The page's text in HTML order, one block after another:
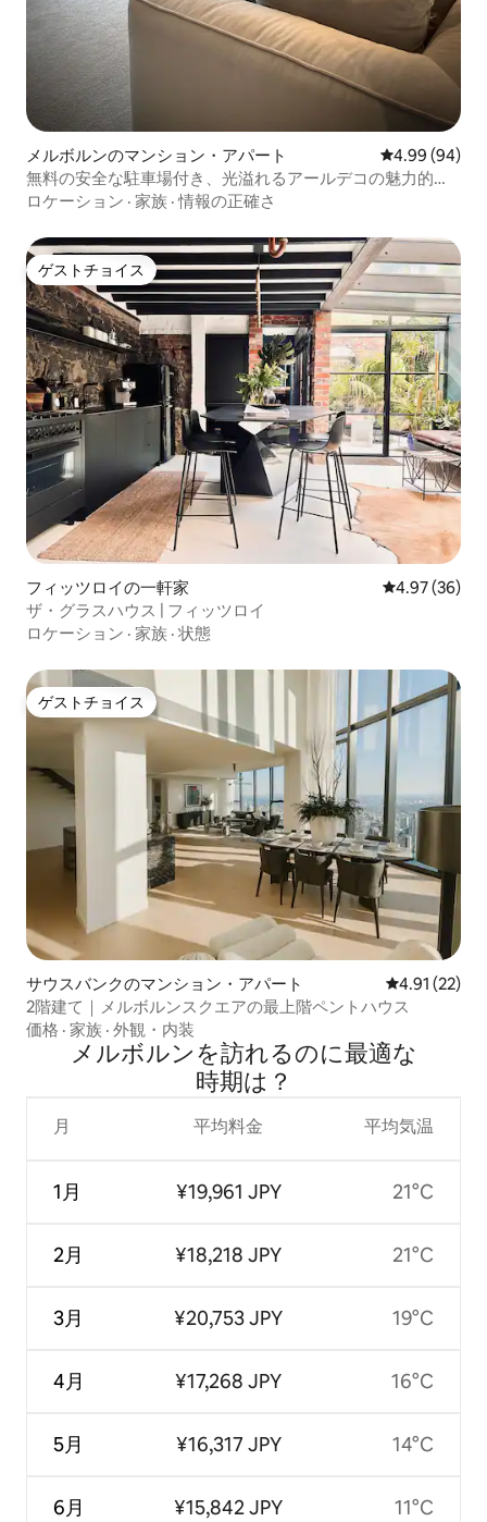
メルボルンのマンション・アパート レビュー94件
4.99 (94)
無料の安全な駐車場付き、光溢れるアールデコの魅力的な
宿泊先
ロケーション · 家族 ·情報の正確さ
ゲストチョイス
ゲストチョイス
フィッツロイの一軒家 レビュー36
4.97 (36)
ザ・グラスハウス | フィッツロイ
ロケーション · 家族 · 状態
ゲストチョイス
ゲストチョイス
サウスバンクのマンション・アパート レビュー22
4.91 (22)
2階建て｜メルボルンスクエアの最上階ペントハウス
価格 · 家族 · 外観・内装
メルボルンを訪⁠れ⁠るの⁠に最⁠適⁠な
時⁠期⁠は⁠？
月
1月
2月
3月
4月
5月
6月
平均料金
¥19,961 JPY
¥18,218 JPY
¥20,753 JPY
¥17,268 JPY
¥16,317 JPY
¥15,842 JPY
平均気温
21°C
21°C
19°C
16°C
14°C
11°C